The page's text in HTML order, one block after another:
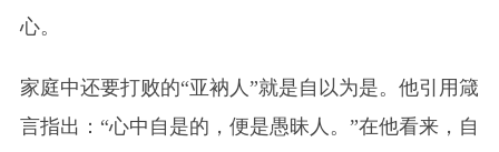
心。
家庭中还要打败的“亚衲人”就是自以为是。他引用箴
言指出：“心中自是的，便是愚昧人。”在他看来，自